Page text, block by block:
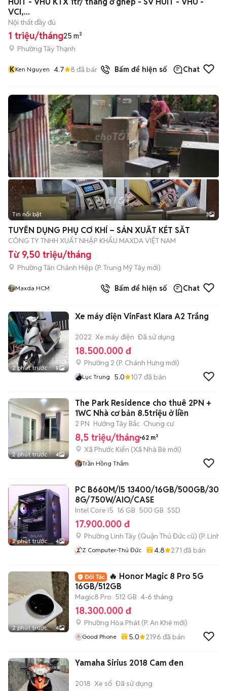
VCI,...
Nội thất đầy đủ
1 triệu/tháng25 m²
Phường Tây Thạnh
KKen Nguyen 4.7 8 đã bán Bấm để hiện số Chat
Tin nổi bật 3
TUYỂN DỤNG PHỤ CƠ KHÍ – SẢN XUẤT KÉT SẮT
CÔNG TY TNHH XUẤT NHẬP KHẨU MAXDA VIỆT NAM
Từ 9,50 triệu/tháng
Phường Tân Chánh Hiệp (P. Trung Mỹ Tây mới)
Maxda HCM Bấm để hiện số Chat
2 phút trước 5
Xe máy điện VinFast Klara A2 Trắng
2022 Xe máy điện Đã sử dụng
18.500.000 đ
Phường 2 (P. Chánh Hưng mới)
Lục Trung 5.0 107 đã bán
2 phút trước 4
The Park Residence cho thuê 2PN +
1WC Nhà cơ bản 8.5triệu ở liền
2 PN Hướng Tây Bắc Chung cư
8,5 triệu/tháng 62 m²
Xã Phước Kiển (Xã Nhà Bè mới)
Trần Hồng Thắm
2 phút trước 4
PC B660M/I5 13400/16GB/500GB/
8G/750W/AIO/CASE
Intel Core i5 16 GB 500 GB SSD
17.900.000 đ
Phường Linh Tây (Quận Thủ Đức cũ) (P. Linh
Z Computer-Thủ Đức 4.8 271 đã bán
2 phút trước 4
🔥 Honor Magic 8 Pro 5G
16GB/512GB
Magic8 Pro 512 GB 4-6 tháng
18.300.000 đ
Phường Hòa Phát (P. An Khê mới)
Good Phone 5.0 2196 đã bán
Yamaha Sirius 2018 Cam đen
2018 Xe số Đã sử dụng